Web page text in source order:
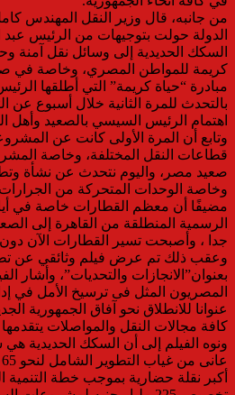
من جانبه، قال وزير النقل المهندس
الدولة حولت بتوجيهات من الرئيس
السكك الحديدية إلى وسائل نقل آمنة
كريمة للمواطن المصري، وخاصة في
مبادرة “حياة كريمة” التي أطلقها
بالتحدث للمرة الثانية خلال أسبوع عن
اهتمام الرئيس السيسي بالصعيد وأهل
وتابع أن المرة الأولى كانت عن
قطاعات النقل المختلفة، وخاصة
صعيد مصر، واليوم نتحدث عن نشأة
وخاصة الوحدات المتحركة من
مضيفًا أن معظم القطارات خاصة في
الرسمية المنطلقة من القاهرة إلى
جدا ، وأصبحت تسير القطارات الآن
وعقب ذلك تم عرض فيلم وثائقي عن
بعنوان”الانجازات والتحديات”، وأشار
المصريون المثل فى ترسيخ الأمل في
عنوانا للانطلاق نحو آفاق الجمهورية
كافة مجالات النقل والمواصلات
ونوه الفيلم إلى أن السكك الحديدية
أكبر نقلة حضارية بموجب خطة التنمية